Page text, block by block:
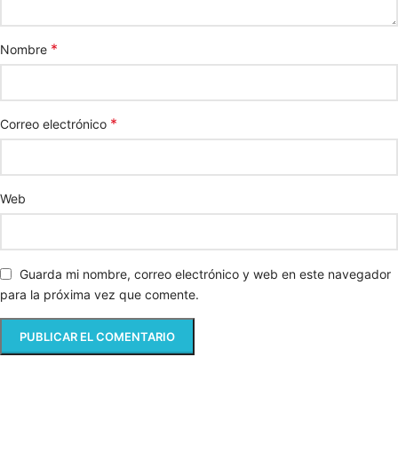
Nombre *
Correo electrónico *
Web
Guarda mi nombre, correo electrónico y web en este navegador
para la próxima vez que comente.